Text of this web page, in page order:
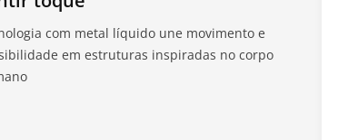
com metal líquido une movimento e
em estruturas inspiradas no corpo